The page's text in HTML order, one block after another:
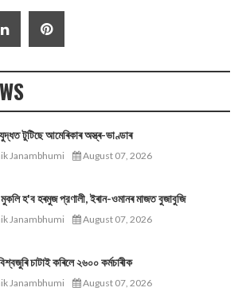
টুটিছে আমেৰিকাৰ অস্ত্ৰ-ভাণ্ডাৰ
Janambhumi August 07, 2026
মুকলি হ'ব হৰমুজ প্রণালী, ইৰান-ওমানৰ মাজত বুজাবুজি
Janambhumi August 07, 2026
চাটাই কৰিলে ২৬০০ কৰ্মচাৰীক
Janambhumi August 07, 2026